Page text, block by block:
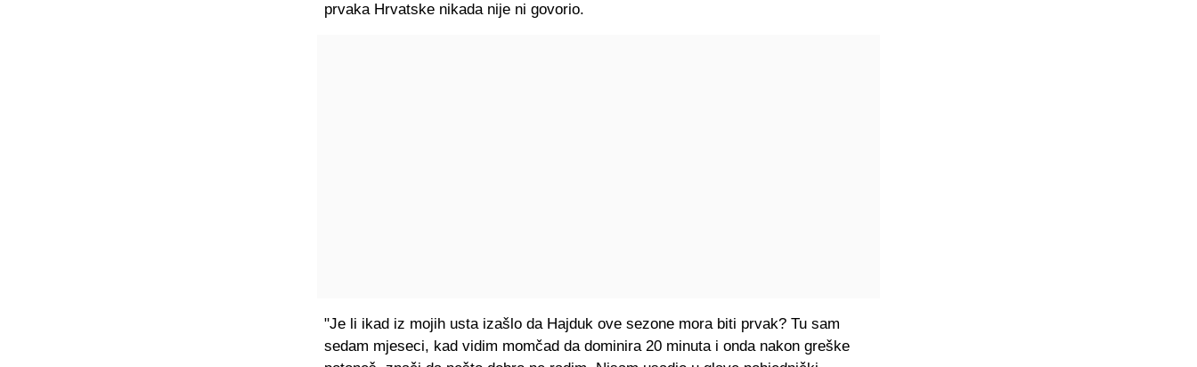
prvaka Hrvatske nikada nije ni govorio.
"Je li ikad iz mojih usta izašlo da Hajduk ove sezone mora biti prvak? Tu sam
sedam mjeseci, kad vidim momčad da dominira 20 minuta i onda nakon greške